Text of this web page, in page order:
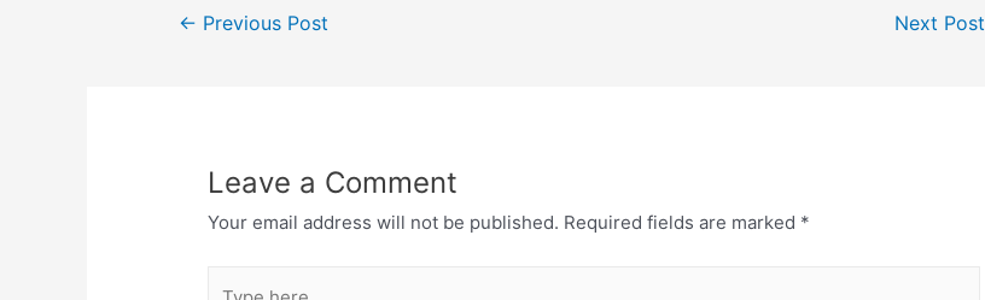
Post← Previous Post Next Post
Leave a Comment
Your email address will not be published. Required fields are marked *